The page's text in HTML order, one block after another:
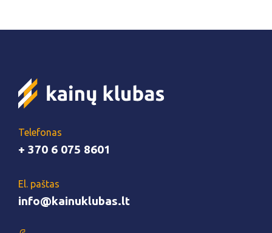
Telefonas
+ 370 6 075 8601
El. paštas
info@kainuklubas.lt